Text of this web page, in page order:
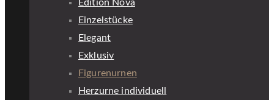
Edition Nova
Einzelstücke
Elegant
Exklusiv
Figurenurnen
Herzurne individuell